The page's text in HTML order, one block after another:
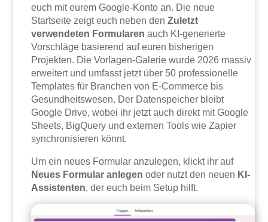
euch mit eurem Google-Konto an. Die neue
Startseite zeigt euch neben denZuletzt
verwendeten Formularen auch KI-generierte
Vorschläge basierend auf euren bisherigen
Projekten. Die Vorlagen-Galerie wurde 2026 massiv
erweitert und umfasst jetzt über 50 professionelle
Templates für Branchen von E-Commerce bis
Gesundheitswesen. Der Datenspeicher bleibt
Google Drive, wobei ihr jetzt auch direkt mit Google
Sheets, BigQuery und externen Tools wie Zapier
synchronisieren könnt.
Um ein neues Formular anzulegen, klickt ihr auf
Neues Formular anlegen oder nutzt den neuen KI-
Assistenten, der euch beim Setup hilft.